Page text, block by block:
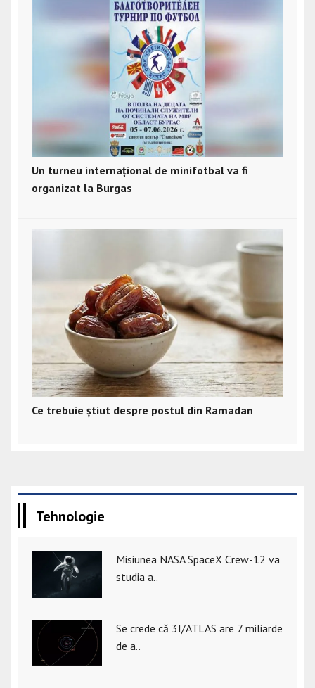
Un turneu internațional de minifotbal va fi
organizat la Burgas
Ce trebuie știut despre postul din Ramadan
Tehnologie
Misiunea NASA SpaceX Crew-12 va
studia a..
Se crede că 3I/ATLAS are 7 miliarde
de a..